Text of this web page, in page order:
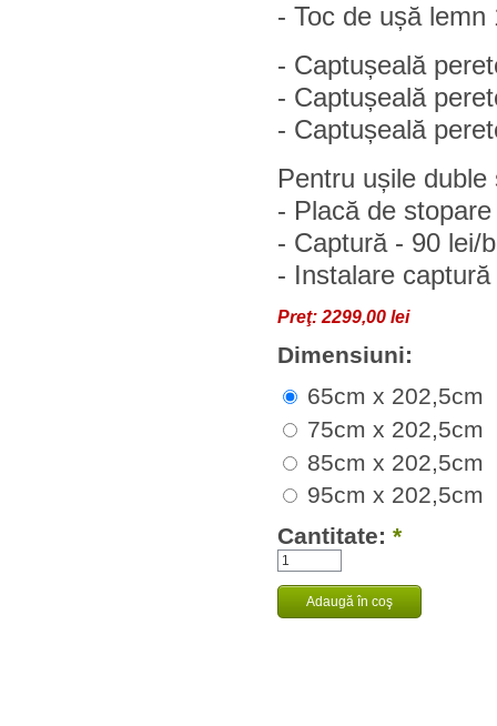
- Toc de ușă
- Captușeală
- Captușeală
- Captușeală
Pentru ușile
- Placă de
- Captură - 90 lei/
- Instalare
Preţ: 2299,00 lei
Dimensiuni:
65cm x 202,5cm
75cm x 202,5cm
85cm x 202,5cm
95cm x 202,5cm
Cantitate: *